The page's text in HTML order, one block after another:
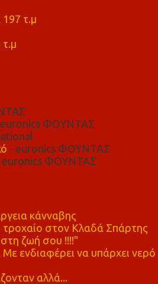
τ.μ
τ.μ
ΦΟΥΝΤΑΣ
- euronics ΦΟΥΝΤΑΣ
euronics ΦΟΥΝΤΑΣ
κάνναβης
στον Κλαδά Σπάρτης
στη ζωή σου !!!!"
ενδιαφέρει να υπάρχει νερό
αλλά...